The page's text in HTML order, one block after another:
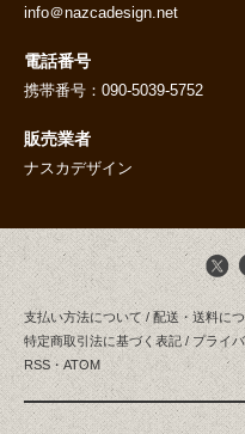
info＠nazcadesign.net
電話番号
携帯番号：090-5039-5752
販売業者
ナスカデザイン
支払い方法について/ 配送・送料に
特定商取引法に基づく表記/ プライ
RSS ・ATOM